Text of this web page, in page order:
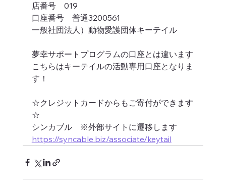
店番号　019
口座番号　普通3200561
一般社団法人）動物愛護団体キーテイル
夢幸サポートプログラムの口座とは違います
こちらはキーテイルの活動専用口座となりま
す！
☆クレジットカードからもご寄付ができます
☆
シンカブル　※外部サイトに遷移します
https://syncable.biz/associate/keytail